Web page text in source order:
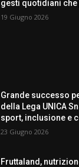
gesti quotidiani
19 Giugno 2026
Grande successo
della Lega UNICA
sport, inclusione e
23 Giugno 2026
Fruttaland,